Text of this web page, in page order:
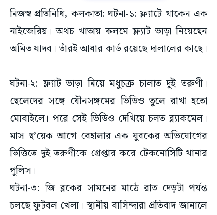
নিজস্ব প্রতিনিধি, কলকাতা: ঘটনা-১: ফ্ল্যাটে থাকেন এক
নাইজেরিয়। অথচ খাতায় কলমে ফ্ল্যাট ভাড়া নিয়েছেন
অমিত যাদব। তাঁরই আধার কার্ড রয়েছে দালালের কাছে।
ঘটনা-২: ফ্ল্যাট ভাড়া নিয়ে মধুচক্র চালাত দুই তরুণী।
ছেলেদের সঙ্গে যৌনসঙ্গমের ভিডিও তুলে রাখা হতো
মোবাইলে। পরে সেই ভিডিও দেখিয়ে চলত ব্ল্যাকমেল।
মাস ছ’য়েক আগে বেহালার এক যুবকের অভিযোগের
ভিত্তিতে দুই তরুণীকে গ্রেপ্তার করে টেকনোসিটি থানার
পুলিস।
ঘটনা-৩: জি ব্লকের সামনের মাঠে রাত দেড়টা পর্যন্ত
চলছে ফুটবল খেলা। স্থানীয় বাসিন্দারা প্রতিবাদ জানালে